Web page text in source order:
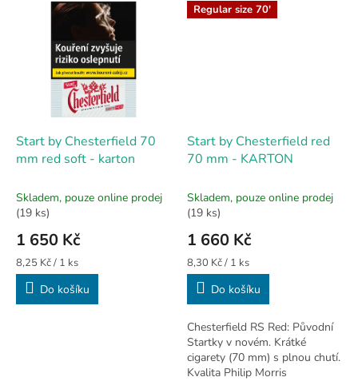
Start by Chesterfield 70
mm red soft - karton
Skladem, pouze online prodej
(19 ks)
1 650 Kč
Měrná
cena:
8,25 Kč / 1 ks
Do košíku
Regular size 70'
Start by Chesterfield red
70 mm - KARTON
Skladem, pouze online prodej
(19 ks)
1 660 Kč
Měrná
cena:
8,30 Kč / 1 ks
Do košíku
Chesterfield RS Red: Původní
Startky v novém. Krátké
cigarety (70 mm) s plnou chutí.
Kvalita Philip Morris